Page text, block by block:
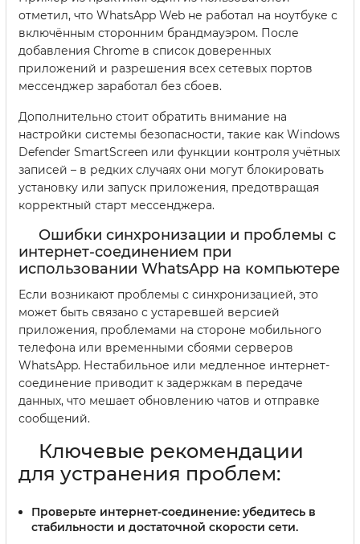
отметил, что WhatsApp Web не работал на ноутбуке с
включённым сторонним брандмауэром. После
добавления Chrome в список доверенных
приложений и разрешения всех сетевых портов
мессенджер заработал без сбоев.
Дополнительно стоит обратить внимание на
настройки системы безопасности, такие как Windows
Defender SmartScreen или функции контроля учётных
записей – в редких случаях они могут блокировать
установку или запуск приложения, предотвращая
корректный старт мессенджера.
Ошибки синхронизации и проблемы с
интернет-соединением при
использовании WhatsApp на компьютере
Если возникают проблемы с синхронизацией, это
может быть связано с устаревшей версией
приложения, проблемами на стороне мобильного
телефона или временными сбоями серверов
WhatsApp. Нестабильное или медленное интернет-
соединение приводит к задержкам в передаче
данных, что мешает обновлению чатов и отправке
сообщений.
Ключевые рекомендации
для устранения проблем:
Проверьте интернет-соединение: убедитесь в
стабильности и достаточной скорости сети.